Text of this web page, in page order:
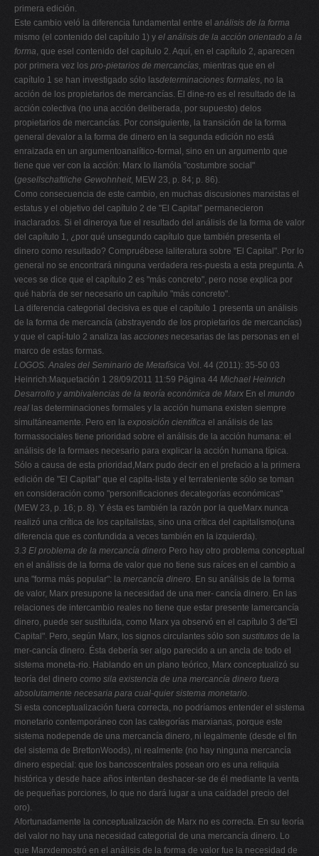
primera edición.
Este cambio veló la diferencia fundamental entre el análisis de la forma
mismo (el contenido del capítulo 1) y el análisis de la acción orientado a la
forma, que esel contenido del capítulo 2. Aquí, en el capítulo 2, aparecen
por primera vez los pro-pietarios de mercancías, mientras que en el
capítulo 1 se han investigado sólo lasdeterminaciones formales, no la
acción de los propietarios de mercancías. El dine-ro es el resultado de la
acción colectiva (no una acción deliberada, por supuesto) delos
propietarios de mercancías. Por consiguiente, la transición de la forma
general devalor a la forma de dinero en la segunda edición no está
enraizada en un argumentoanalítico-formal, sino en un argumento que
tiene que ver con la acción: Marx lo llamóla "costumbre social"
(gesellschaftliche Gewohnheit, MEW 23, p. 84; p. 86).
Como consecuencia de este cambio, en muchas discusiones marxistas el
estatus y el objetivo del capítulo 2 de "El Capital" permanecieron
inaclarados. Si el dineroya fue el resultado del análisis de la forma de valor
del capítulo 1, ¿por qué unsegundo capítulo que también presenta el
dinero como resultado? Compruébese laliteratura sobre "El Capital". Por lo
general no se encontrará ninguna verdadera res-puesta a esta pregunta. A
veces se dice que el capítulo 2 es "más concreto", pero nose explica por
qué habría de ser necesario un capítulo "más concreto".
La diferencia categorial decisiva es que el capítulo 1 presenta un análisis
de la forma de mercancía (abstrayendo de los propietarios de mercancías)
y que el capí-tulo 2 analiza las acciones necesarias de las personas en el
marco de estas formas.
LOGOS. Anales del Seminario de Metafísica Vol. 44 (2011): 35-50 03
Heinrich:Maquetación 1 28/09/2011 11:59 Página 44 Michael Heinrich
Desarrollo y ambivalencias de la teoría económica de Marx En el mundo
real las determinaciones formales y la acción humana existen siempre
simultáneamente. Pero en la exposición científica el análisis de las
formassociales tiene prioridad sobre el análisis de la acción humana: el
análisis de la formaes necesario para explicar la acción humana típica.
Sólo a causa de esta prioridad,Marx pudo decir en el prefacio a la primera
edición de "El Capital" que el capita-lista y el terrateniente sólo se toman
en consideración como "personificaciones decategorías económicas"
(MEW 23, p. 16; p. 8). Y ésta es también la razón por la queMarx nunca
realizó una crítica de los capitalistas, sino una crítica del capitalismo(una
diferencia que es confundida a veces también en la izquierda).
3.3 El problema de la mercancía dinero Pero hay otro problema conceptual
en el análisis de la forma de valor que no tiene sus raíces en el cambio a
una "forma más popular": la mercancía dinero. En su análisis de la forma
de valor, Marx presupone la necesidad de una mer- cancía dinero. En las
relaciones de intercambio reales no tiene que estar presente lamercancía
dinero, puede ser sustituida, como Marx ya observó en el capítulo 3 de"El
Capital". Pero, según Marx, los signos circulantes sólo son sustitutos de la
mer-cancía dinero. Ésta debería ser algo parecido a un ancla de todo el
sistema moneta-rio. Hablando en un plano teórico, Marx conceptualizó su
teoría del dinero como sila existencia de una mercancía dinero fuera
absolutamente necesaria para cual-quier sistema monetario.
Si esta conceptualización fuera correcta, no podríamos entender el sistema
monetario contemporáneo con las categorías marxianas, porque este
sistema nodepende de una mercancía dinero, ni legalmente (desde el fin
del sistema de BrettonWoods), ni realmente (no hay ninguna mercancía
dinero especial: que los bancoscentrales posean oro es una reliquia
histórica y desde hace años intentan deshacer-se de él mediante la venta
de pequeñas porciones, lo que no dará lugar a una caídadel precio del
oro).
Afortunadamente la conceptualización de Marx no es correcta. En su teoría
del valor no hay una necesidad categorial de una mercancía dinero. Lo
que Marxdemostró en el análisis de la forma de valor fue la necesidad de